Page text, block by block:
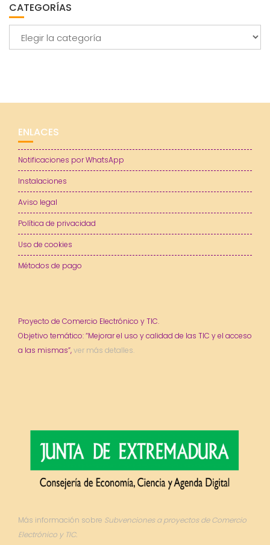
CATEGORÍAS
ENLACES
Notificaciones por WhatsApp
Instalaciones
Aviso legal
Política de privacidad
Uso de cookies
Métodos de pago
Proyecto de Comercio Electrónico y TIC.
Objetivo temático: “Mejorar el uso y calidad de las TIC y el acceso
a las mismas”,ver más detalles.
Más información sobre Subvenciones a proyectos de Comercio
Electrónico y TIC.